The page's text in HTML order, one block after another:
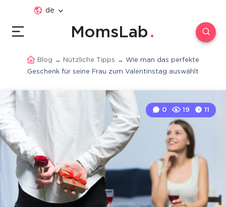
de
MomsLab
Blog → Nützliche Tipps → Wie man das perfekte
Geschenk für seine Frau zum Valentinstag auswählt
0 19 11